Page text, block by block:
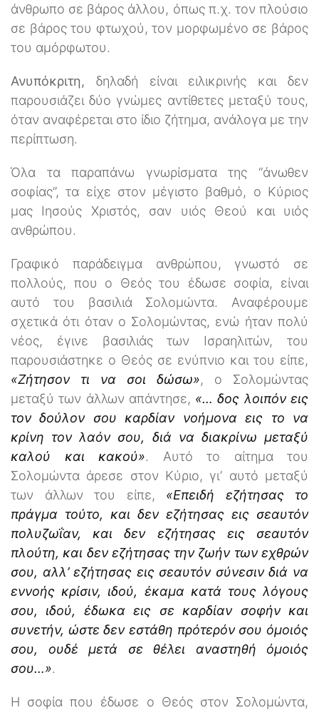
άνθρωπο σε βάρος άλλου, όπως π.χ. τον πλούσιο
σε βάρος του φτωχού, τον μορφωμένο σε βάρος
του αμόρφωτου.
Ανυπόκριτη, δηλαδή είναι ειλικρινής και δεν
παρουσιάζει δύο γνώμες αντίθετες μεταξύ τους,
όταν αναφέρεται στο ίδιο ζήτημα, ανάλογα με την
περίπτωση.
Όλα τα παραπάνω γνωρίσματα της ‘‘άνωθεν
σοφίας’’, τα είχε στον μέγιστο βαθμό, ο Κύριος
μας Ιησούς Χριστός, σαν υιός Θεού και υιός
ανθρώπου.
Γραφικό παράδειγμα ανθρώπου, γνωστό σε
πολλούς, που ο Θεός του έδωσε σοφία, είναι
αυτό του βασιλιά Σολομώντα. Αναφέρουμε
σχετικά ότι όταν ο Σολομώντας, ενώ ήταν πολύ
νέος, έγινε βασιλιάς των Ισραηλιτών, του
παρουσιάστηκε ο Θεός σε ενύπνιο και του είπε,
«Ζήτησον τι να σοι δώσω», ο Σολομώντας
μεταξύ των άλλων απάντησε, «… δος λοιπόν εις
τον δούλον σου καρδίαν νοήμονα εις το να
κρίνη τον λαόν σου, διά να διακρίνω μεταξύ
καλού και κακού». Αυτό το αίτημα του
Σολομώντα άρεσε στον Κύριο, γι’ αυτό μεταξύ
των άλλων του είπε, «Επειδή εζήτησας το
πράγμα τούτο, και δεν εζήτησας εις σεαυτόν
πολυζωΐαν, και δεν εζήτησας εις σεαυτόν
πλούτη, και δεν εζήτησας την ζωήν των εχθρών
σου, αλλ’ εζήτησας εις σεαυτόν σύνεσιν διά να
εννοής κρίσιν, ιδού, έκαμα κατά τους λόγους
σου, ιδού, έδωκα εις σε καρδίαν σοφήν και
συνετήν, ώστε δεν εστάθη πρότερόν σου όμοιός
σου, ουδέ μετά σε θέλει αναστηθή όμοιός
σου…».
Η σοφία που έδωσε ο Θεός στον Σολομώντα,